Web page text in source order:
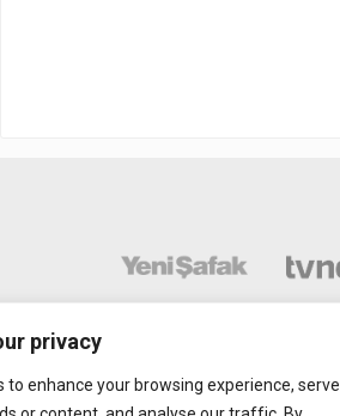
privacy
to enhance your browsing experience, serve